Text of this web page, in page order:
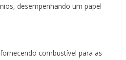
desempenhando um papel
combustível para as